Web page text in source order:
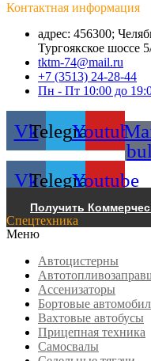
Контактная информация
адрес: 456300;
Тургоякское шоссе
tktm-74@mail.ru
+7 (3513) 24-28-44
Пн - Пт 10:00 до
VkTelegramYoutube
VkTelegramYoutube
Получить
Спецтехника
Меню
Автоцистерны
Ассенизаторы
Бортовые
Вахтовые автобусы
Прицепная техника
Самосвалы